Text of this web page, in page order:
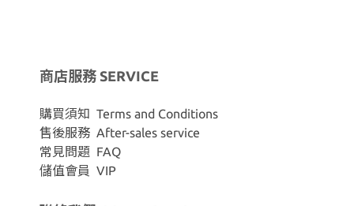
商店服務 SERVICE
購買須知 Terms and Conditions
售後服務 After-sales service
常見問題 FAQ
儲值會員 VIP